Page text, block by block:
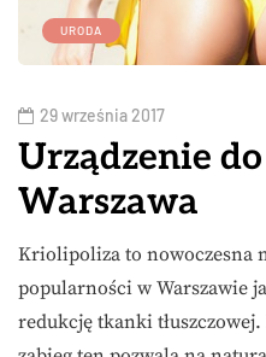
URODA
29 września 2017
Urządzenie
Warszawa
Kriolipoliza to nowoczesna
popularności w Warszawie
redukcję tkanki